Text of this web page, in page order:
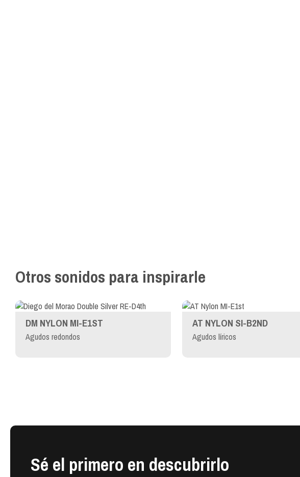
Otros sonidos para inspirarle
DM NYLON MI-E1ST
Agudos redondos
AT NYLON SI-B2ND
Agudos líricos
Sé el primero en descubrirlo